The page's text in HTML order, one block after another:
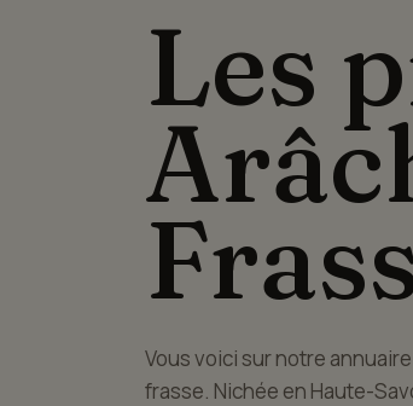
Les
Vous voici sur notre
frasse. Nichée en Haute-